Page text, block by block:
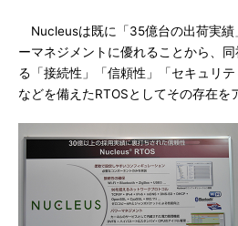
Nucleusは既に「35億台の出荷実績
ーマネジメントに優れることから、
る「接続性」「信頼性」「セキュリテ
などを備えたRTOSとしてその存在を